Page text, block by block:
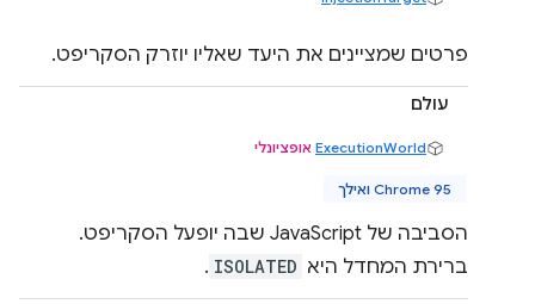
פרטים שמציינים את היעד שאליו יוזרק הסקריפט.
עולם
ExecutionWorld אופציונלי
Chrome 95 ואילך
הסביבה של JavaScript שבה יופעל הסקריפט.
ברירת המחדל היא ISOLATED
.